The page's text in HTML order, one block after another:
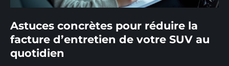
Astuces concrètes pour réduire la
facture d’entretien de votre SUV au
quotidien